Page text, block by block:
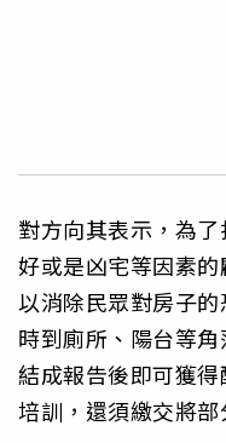
對方向其表示，為
好或是凶宅等因素的
以消除民眾對房子
時到廁所、陽台等
結成報告後即可獲
培訓，還須繳交將部